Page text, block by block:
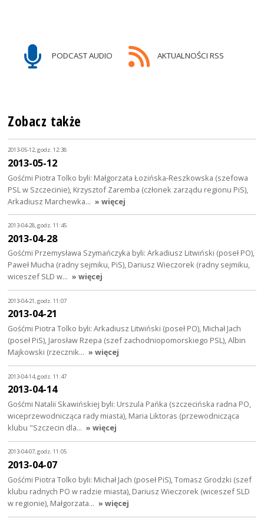
PODCAST AUDIO AKTUALNOŚCI RSS
Zobacz także
2013-05-12, godz. 12:38
2013-05-12
Gośćmi Piotra Tolko byli: Małgorzata Łozińska-Reszkowska (szefowa
PSL w Szczecinie), Krzysztof Zaremba (członek zarządu regionu PiS),
Arkadiusz Marchewka… » więcej
2013-04-28, godz. 11:45
2013-04-28
Gośćmi Przemysława Szymańczyka byli: Arkadiusz Litwiński (poseł PO),
Paweł Mucha (radny sejmiku, PiS), Dariusz Wieczorek (radny sejmiku,
wiceszef SLD w… » więcej
2013-04-21, godz. 11:07
2013-04-21
Gośćmi Piotra Tolko byli: Arkadiusz Litwiński (poseł PO), Michał Jach
(poseł PiS), Jarosław Rzepa (szef zachodniopomorskiego PSL), Albin
Majkowski (rzecznik… » więcej
2013-04-14, godz. 11:47
2013-04-14
Gośćmi Natalii Skawińskiej byli: Urszula Pańka (szczecińska radna PO,
wiceprzewodnicząca rady miasta), Maria Liktoras (przewodnicząca
klubu "Szczecin dla… » więcej
2013-04-07, godz. 11:05
2013-04-07
Gośćmi Piotra Tolko byli: Michał Jach (poseł PiS), Tomasz Grodzki (szef
klubu radnych PO w radzie miasta), Dariusz Wieczorek (wiceszef SLD
w regionie), Małgorzata… » więcej